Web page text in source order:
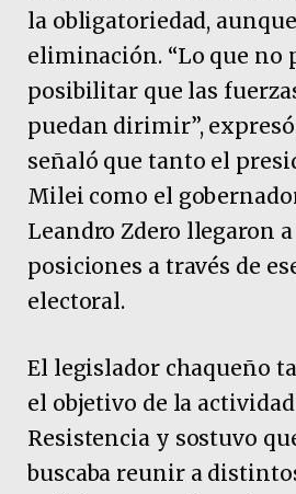
la obligatoriedad,
eliminación. “Lo que no
posibilitar que las
puedan dirimir”,
señaló que tanto el
Milei como el
Leandro Zdero llegaron
posiciones a través de
electoral.
El legislador chaqueño
el objetivo de la
Resistencia y sostuvo
buscaba reunir a